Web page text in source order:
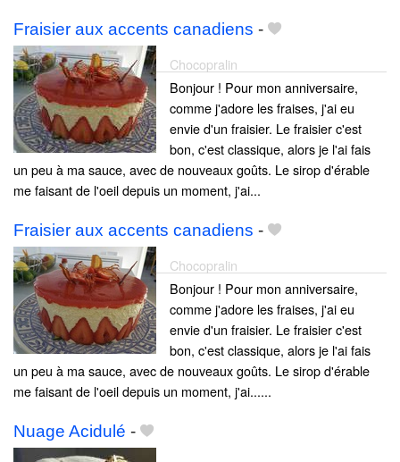
Fraisier aux accents canadiens -
Chocopralin
Bonjour ! Pour mon anniversaire,
comme j'adore les fraises, j'ai eu
envie d'un fraisier. Le fraisier c'est
bon, c'est classique, alors je l'ai fais
un peu à ma sauce, avec de nouveaux goûts. Le sirop d'érable
me faisant de l'oeil depuis un moment, j'ai...
Fraisier aux accents canadiens -
Chocopralin
Bonjour ! Pour mon anniversaire,
comme j'adore les fraises, j'ai eu
envie d'un fraisier. Le fraisier c'est
bon, c'est classique, alors je l'ai fais
un peu à ma sauce, avec de nouveaux goûts. Le sirop d'érable
me faisant de l'oeil depuis un moment, j'ai......
Nuage Acidulé -